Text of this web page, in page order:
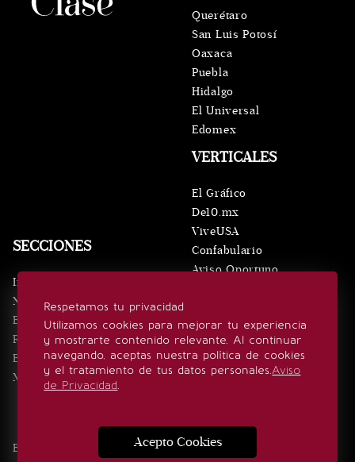
Respetamos tu privacidad
Utilizamos cookies para mejorar tu experiencia
y mostrarte contenido relevante. Al continuar
navegando, aceptas nuestra política de cookies
y el tratamiento de tus datos personales.Aviso
de Privacidad.
Acepto Cookies
SECCIONES
Inicio
Noticias
Eventos
Realeza
Estilo de vida
Minuto x Minuto
VERTICALES
El Gráfico
De10.mx
ViveUSA
Confabulario
Aviso Oportuno
Querétaro
San Luis Potosí
Oaxaca
Puebla
Hidalgo
El Universal
Edomex
SÍGUENOS
Edición Impresa Noticias Quiénes somos